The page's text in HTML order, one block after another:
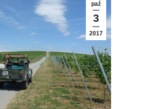
paź
3
2017